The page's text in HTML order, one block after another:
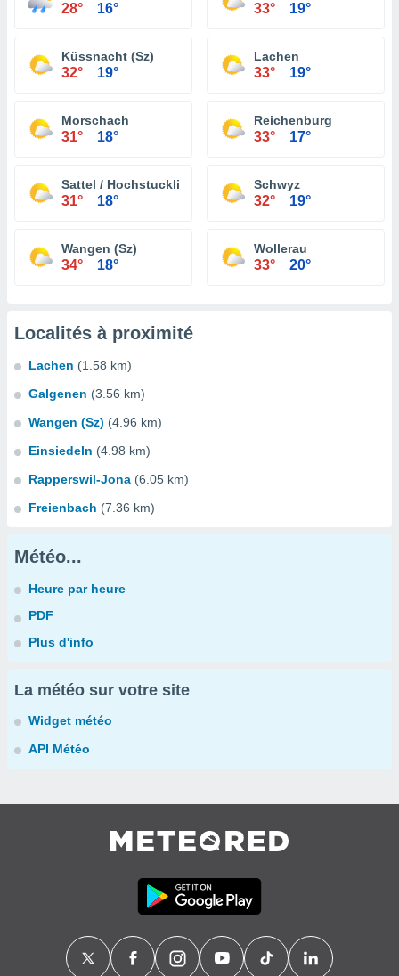
28° 16° 33° 19°
Küssnacht (Sz)
32° 19°
Lachen
33° 19°
Morschach
31° 18°
Reichenburg
33° 17°
Sattel / Hochstuckli
31° 18°
Schwyz
32° 19°
Wangen (Sz)
34° 18°
Wollerau
33° 20°
Localités à proximité
Lachen (1.58 km)
Galgenen (3.56 km)
Wangen (Sz) (4.96 km)
Einsiedeln (4.98 km)
Rapperswil-Jona (6.05 km)
Freienbach (7.36 km)
Météo...
Heure par heure
PDF
Plus d'info
La météo sur votre site
Widget météo
API Météo